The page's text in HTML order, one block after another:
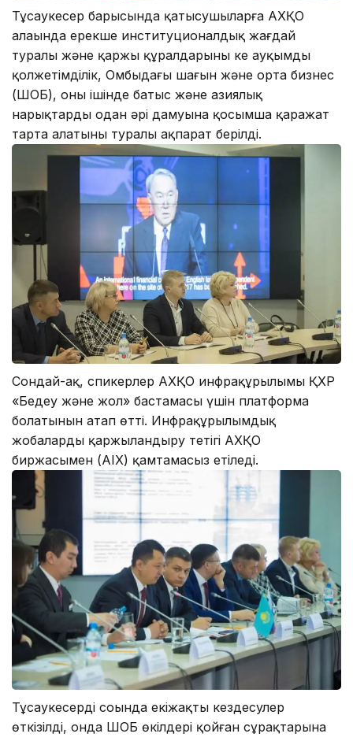
Тұсаукесер барысында қатысушыларға АХҚО
алаңында ерекше институционалдық жағдай
туралы және қаржы құралдарының кең ауқымды
қолжетімділік, Омбыдағы шағын және орта бизнес
(ШОБ), оның ішінде батыс және азиялық
нарықтардың одан әрі дамуына қосымша қаражат
тарта алатыны туралы ақпарат берілді.
Сондай-ақ, спикерлер АХҚО инфрақұрылымы ҚХР
«Бедеу және жол» бастамасы үшін платформа
болатынын атап өтті. Инфрақұрылымдық
жобаларды қаржыландыру тетігі АХҚО
биржасымен (AIX) қамтамасыз етіледі.
Тұсаукесердің соңында екіжақты кездесулер
өткізілді, онда ШОБ өкілдері қойған сұрақтарына